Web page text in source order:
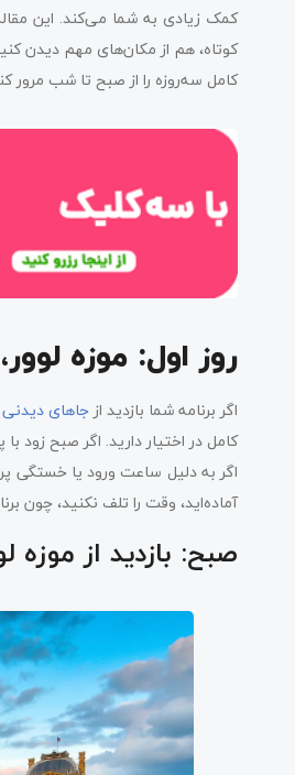
کمک زیادی به شما می‌کند. این
کوتاه، هم از مکان‌های مهم دیدن
کامل سه‌روزه را از صبح تا شب مرور
روز اول: موزه
اگر برنامه شما بازدید ازجاهای
کامل در اختیار دارید. اگر صبح زود
اگر به دلیل ساعت ورود یا خستگی
آماده‌اید، وقت را تلف نکنید، چون
صبح: بازدید از موزه